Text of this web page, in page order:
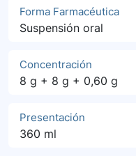
Forma Farmacéutica
Suspensión oral
Concentración
8 g + 8 g + 0,60 g
Presentación
360 ml